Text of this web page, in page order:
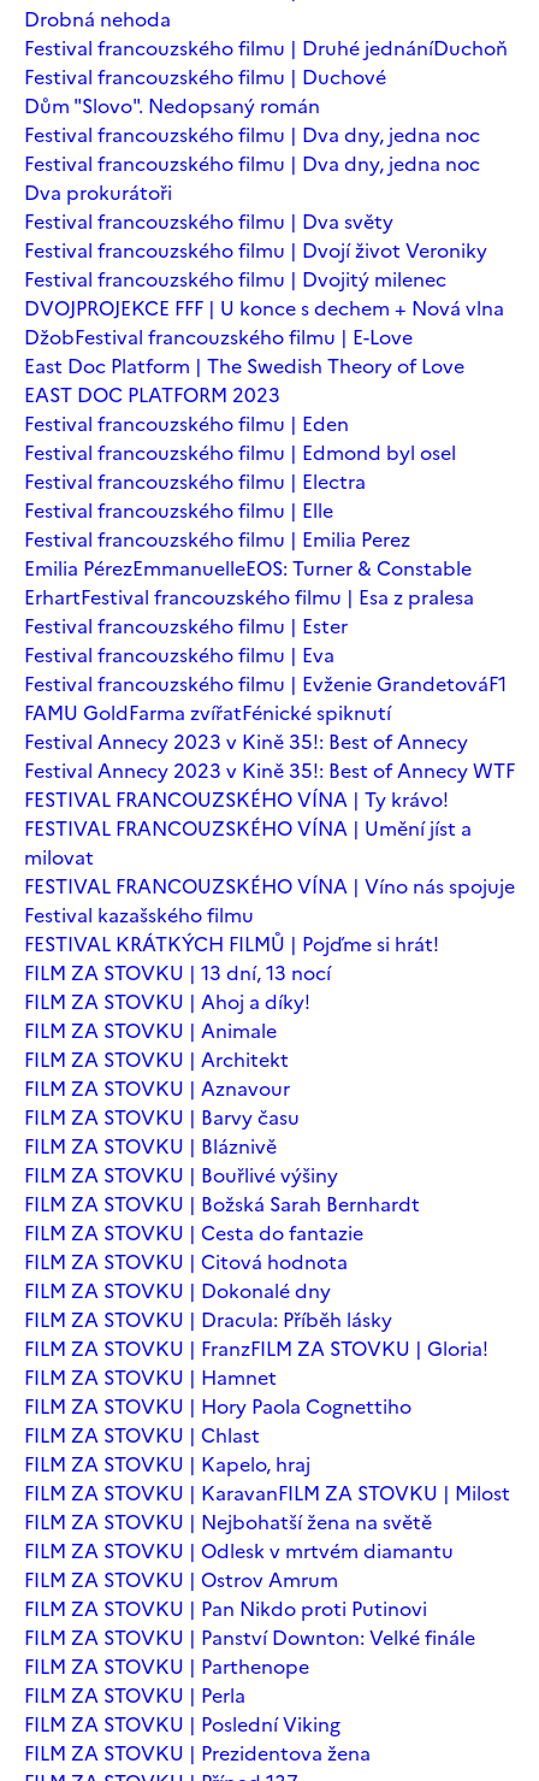
Drobná nehoda
Festival francouzského filmu | Druhé jednáníDuchoň
Festival francouzského filmu | Duchové
Dům "Slovo". Nedopsaný román
Festival francouzského filmu | Dva dny, jedna noc
Festival francouzského filmu | Dva dny, jedna noc
Dva prokurátoři
Festival francouzského filmu | Dva světy
Festival francouzského filmu | Dvojí život Veroniky
Festival francouzského filmu | Dvojitý milenec
DVOJPROJEKCE FFF | U konce s dechem + Nová vlna
DžobFestival francouzského filmu | E-Love
East Doc Platform | The Swedish Theory of Love
EAST DOC PLATFORM 2023
Festival francouzského filmu | Eden
Festival francouzského filmu | Edmond byl osel
Festival francouzského filmu | Electra
Festival francouzského filmu | Elle
Festival francouzského filmu | Emilia Perez
Emilia PérezEmmanuelleEOS: Turner & Constable
ErhartFestival francouzského filmu | Esa z pralesa
Festival francouzského filmu | Ester
Festival francouzského filmu | Eva
Festival francouzského filmu | Evženie GrandetováF1
FAMU GoldFarma zvířatFénické spiknutí
Festival Annecy 2023 v Kině 35!: Best of Annecy
Festival Annecy 2023 v Kině 35!: Best of Annecy WTF
FESTIVAL FRANCOUZSKÉHO VÍNA | Ty krávo!
FESTIVAL FRANCOUZSKÉHO VÍNA | Umění jíst a
milovat
FESTIVAL FRANCOUZSKÉHO VÍNA | Víno nás spojuje
Festival kazašského filmu
FESTIVAL KRÁTKÝCH FILMŮ | Pojďme si hrát!
FILM ZA STOVKU | 13 dní, 13 nocí
FILM ZA STOVKU | Ahoj a díky!
FILM ZA STOVKU | Animale
FILM ZA STOVKU | Architekt
FILM ZA STOVKU | Aznavour
FILM ZA STOVKU | Barvy času
FILM ZA STOVKU | Bláznivě
FILM ZA STOVKU | Bouřlivé výšiny
FILM ZA STOVKU | Božská Sarah Bernhardt
FILM ZA STOVKU | Cesta do fantazie
FILM ZA STOVKU | Citová hodnota
FILM ZA STOVKU | Dokonalé dny
FILM ZA STOVKU | Dracula: Příběh lásky
FILM ZA STOVKU | FranzFILM ZA STOVKU | Gloria!
FILM ZA STOVKU | Hamnet
FILM ZA STOVKU | Hory Paola Cognettiho
FILM ZA STOVKU | Chlast
FILM ZA STOVKU | Kapelo, hraj
FILM ZA STOVKU | KaravanFILM ZA STOVKU | Milost
FILM ZA STOVKU | Nejbohatší žena na světě
FILM ZA STOVKU | Odlesk v mrtvém diamantu
FILM ZA STOVKU | Ostrov Amrum
FILM ZA STOVKU | Pan Nikdo proti Putinovi
FILM ZA STOVKU | Panství Downton: Velké finále
FILM ZA STOVKU | Parthenope
FILM ZA STOVKU | Perla
FILM ZA STOVKU | Poslední Viking
FILM ZA STOVKU | Prezidentova žena